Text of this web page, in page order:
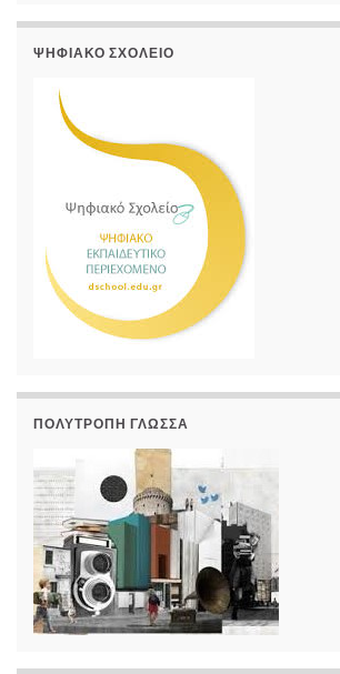
ΨΗΦΙΑΚΌ ΣΧΟΛΕΊΟ
ΠΟΛΎΤΡΟΠΗ ΓΛΏΣΣΑ